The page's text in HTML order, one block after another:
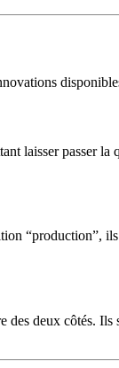
laisser passer
“production”,
deux côtés.